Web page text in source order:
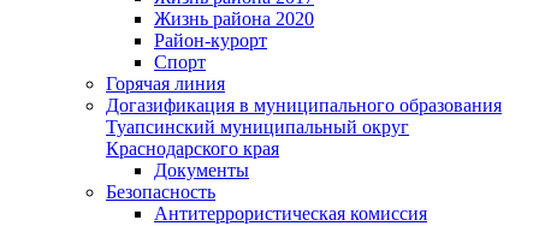
Жизнь района 2020
Район-курорт
Спорт
Горячая линия
Догазификация в муниципального образования
Туапсинский муниципальный округ
Краснодарского края
Документы
Безопасность
Антитеррористическая комиссия